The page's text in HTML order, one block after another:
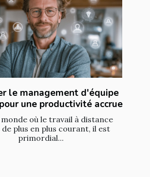
le management d'équipe
une productivité accrue
monde où le travail à distance
plus en plus courant, il est
primordial...